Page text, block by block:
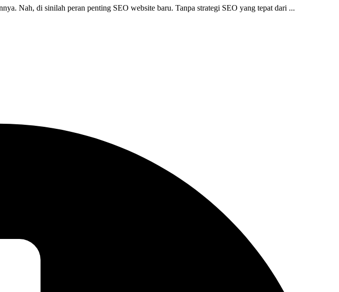
Nah, di sinilah peran penting SEO website baru. Tanpa strategi SEO yang tepat dari ...